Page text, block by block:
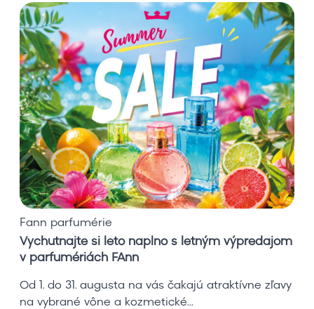
V
y
c
h
u
t
n
a
j
t
e
s
l
e
t
o
Fann parfumérie
Vychutnajte si leto naplno s letným výpredajom
v parfumériách FAnn
Od 1. do 31. augusta na vás čakajú atraktívne zľavy
na vybrané vône a kozmetické...